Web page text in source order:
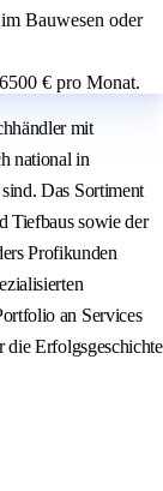
Bauwesen oder
€ pro Monat.
mit
national in
Das Sortiment
Tiefbaus sowie der
Profikunden
an Services
die Erfolgsgeschichte